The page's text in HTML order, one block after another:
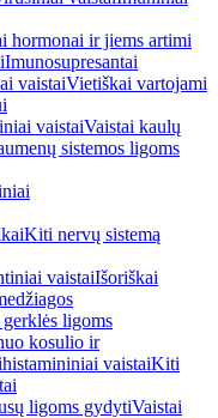
hormonai ir jiems artimi
Imunosupresantai
vaistaiVietiškai vartojami
vaistaiVaistai kaulų
sistemos ligoms
Kiti nervų sistemą
vaistaiIšoriškai
ligoms
kosulio ir
vaistaiKiti
ligoms gydytiVaistai